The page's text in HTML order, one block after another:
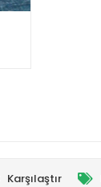
Karşılaştır